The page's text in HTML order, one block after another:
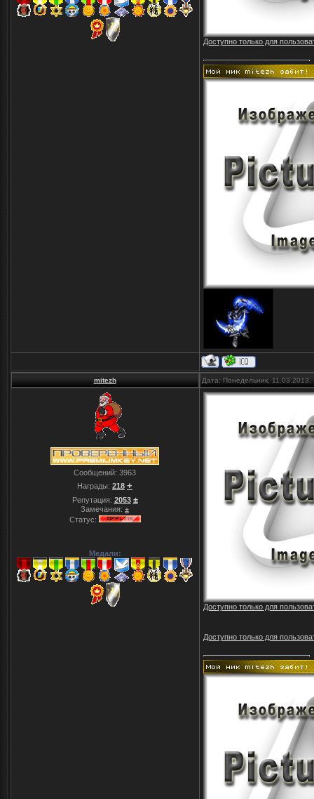
Доступно только для
mitezh Дата: Понедельник,
Сообщений: 3963
Награды: 218 +
Репутация: 2053 ±
Замечания: ±
Статус:
Медали:
Доступно только для
Доступно только для